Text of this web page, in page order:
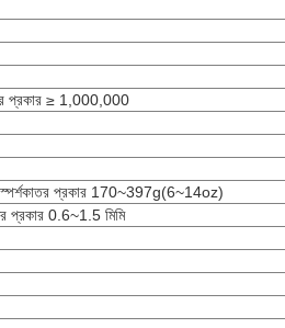
প্রকার ≥ 1,000,000
প্রকার 170~397g(6~14oz)
প্রকার 0.6~1.5 মিমি